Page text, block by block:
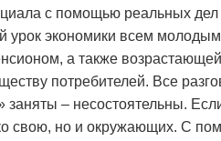
с помощью реальных дел
урок экономики всем
а также
потребителей. Все
– несостоятельны.
свою, но и окружающих. С